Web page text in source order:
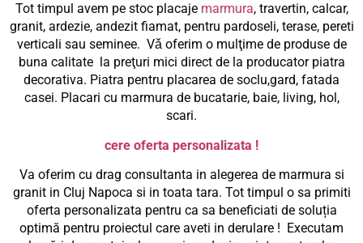
Tot timpul avem pe stoc placaje marmura, travertin, calcar,
granit, ardezie, andezit fiamat, pentru pardoseli, terase, pereti
verticali sau seminee. Vǎ oferim o mulţime de produse de
buna calitate la preţuri mici direct de la producator piatra
decorativa. Piatra pentru placarea de soclu,gard, fatada
casei. Placari cu marmura de bucatarie, baie, living, hol,
scari.
cere oferta personalizata !
Va oferim cu drag consultanta in alegerea de marmura si
granit in Cluj Napoca si in toata tara. Tot timpul o sa primiti
oferta personalizata pentru ca sa beneficiati de soluția
optimă pentru proiectul care aveti in derulare ! Executam